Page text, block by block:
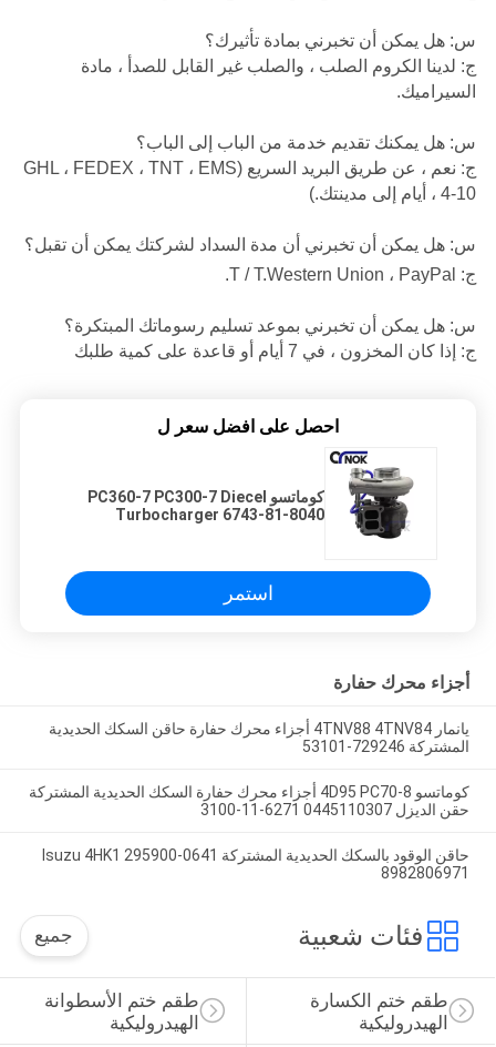
س: هل يمكن أن تخبرني بمادة تأثيرك؟
ج: لدينا الكروم الصلب ، والصلب غير القابل للصدأ ، مادة
السيراميك.
س: هل يمكنك تقديم خدمة من الباب إلى الباب؟
ج: نعم ، عن طريق البريد السريع (GHL ، FEDEX ، TNT ، EMS
، 4-10 أيام إلى مدينتك.)
س: هل يمكن أن تخبرني أن مدة السداد لشركتك يمكن أن تقبل؟
ج: T / T.Western Union ، PayPal.
س: هل يمكن أن تخبرني بموعد تسليم رسوماتك المبتكرة؟
ج: إذا كان المخزون ، في 7 أيام أو قاعدة على كمية طلبك
احصل على افضل سعر ل
كوماتسو PC360-7 PC300-7 Diecel
Turbocharger 6743-81-8040
6D114
استمر
أجزاء محرك حفارة
يانمار 4TNV88 4TNV84 أجزاء محرك حفارة حاقن السكك الحديدية
المشتركة 729246-53101
كوماتسو 4D95 PC70-8 أجزاء محرك حفارة السكك الحديدية المشتركة
حقن الديزل 0445110307 6271-11-3100
حاقن الوقود بالسكك الحديدية المشتركة Isuzu 4HK1 295900-0641
8982806971
فئات شعبية جميع
طقم ختم الأسطوانة
الهيدروليكية
طقم ختم الكسارة
الهيدروليكية